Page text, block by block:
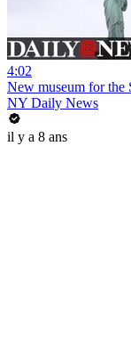
4:02
New museum for the
NY Daily News
il y a 8 ans